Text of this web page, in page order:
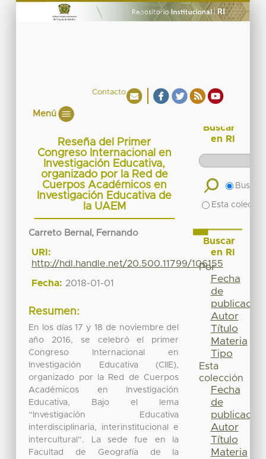
Contacto
Menú
Reseña del Primer
Congreso Internacional en
Investigación Educativa,
organizado por la Red de
Cuerpos Académicos en
Investigación Educativa de
la UAEM
Carreto Bernal, Fernando
URI:
http://hdl.handle.net/20.500.11799/106155
Fecha: 2018-01-01
Resumen:
En los días 17 y 18 de noviembre del
año 2016, se celebró el primer
Congreso Internacional en
Investigación Educativa (CIIE),
organizado por la Red de Cuerpos
Académicos en Investigación
Educativa, Bajo el lema
“Investigación Educativa
interdisciplinaria, interinstitucional e
intercultural”. La sede fue en la
Facultad de Geografía de la
Buscar
en RI
Buscar
Esta
Buscar
en RI
Por
Fecha
de
publicación
Autor
Título
Materia
Tipo
Esta
colección
Fecha
de
publicación
Autor
Título
Materia